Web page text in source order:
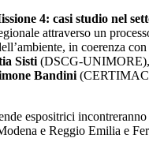
4: casi studio nel
attraverso un
in coerenza
Sisti(DSCG-UNIMORE),
Bandini
espositrici
e Reggio Emilia e